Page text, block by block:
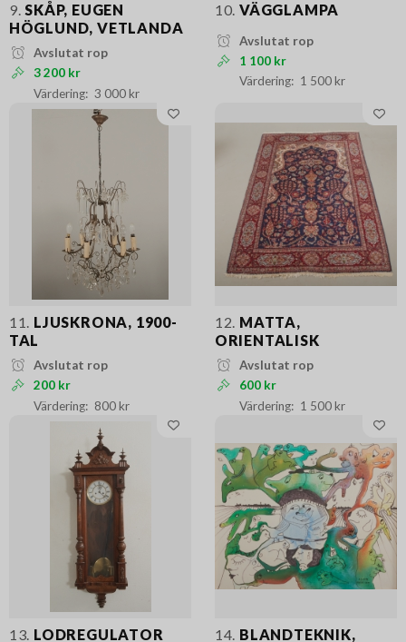
9. SKÅP, EUGEN
HÖGLUND, VETLANDA
Avslutat rop
3 200 kr
3 000 kr
10. VÄGGLAMPA
Avslutat rop
1 100 kr
1 500 kr
11.
LJUSKRONA, 1900-
TAL
Avslutat rop
200 kr
800 kr
12. MATTA,
ORIENTALISK
Avslutat rop
600 kr
1 500 kr
13. LODREGULATOR 14. BLANDTEKNIK,